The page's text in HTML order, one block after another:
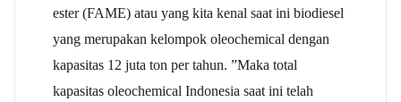
ester (FAME) atau yang kita kenal saat ini biodiesel
yang merupakan kelompok oleochemical dengan
kapasitas 12 juta ton per tahun. ”Maka total
kapasitas oleochemical Indonesia saat ini telah